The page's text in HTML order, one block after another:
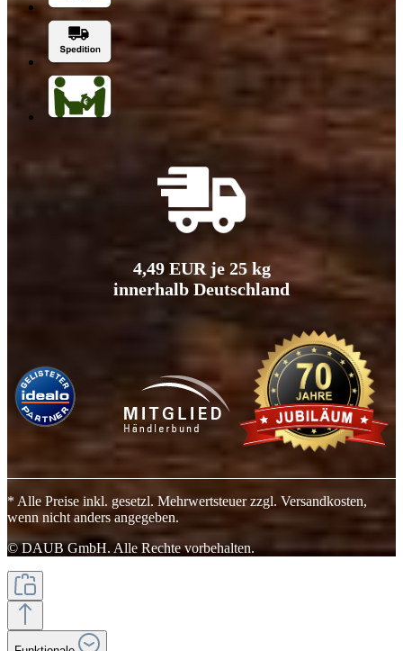
4,49 EUR je 25 kg
innerhalb Deutschland
* Alle Preise inkl. gesetzl. Mehrwertsteuer zzgl. Versandkosten,
wenn nicht anders angegeben.
© DAUB GmbH. Alle Rechte vorbehalten.